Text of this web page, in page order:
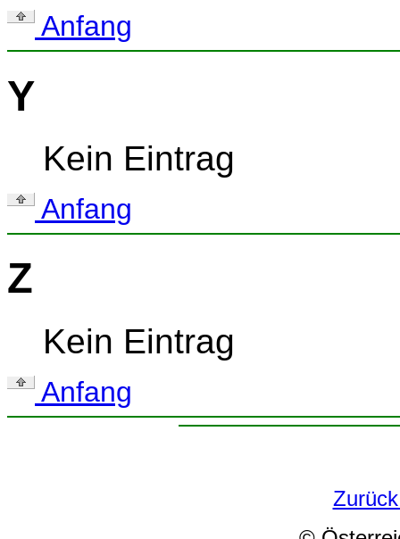
Anfang
Y
Kein Eintrag
Anfang
Z
Kein Eintrag
Anfang